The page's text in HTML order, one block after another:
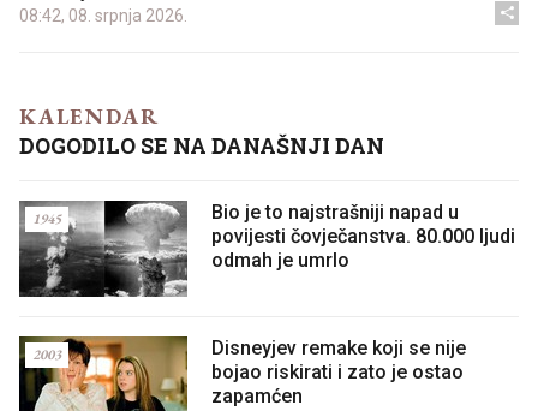
08:42, 08. srpnja 2026.
KALENDAR
DOGODILO SE NA DANAŠNJI DAN
Bio je to najstrašniji napad u
povijesti čovječanstva. 80.000 ljudi
odmah je umrlo
1945
Disneyjev remake koji se nije
bojao riskirati i zato je ostao
zapamćen
2003